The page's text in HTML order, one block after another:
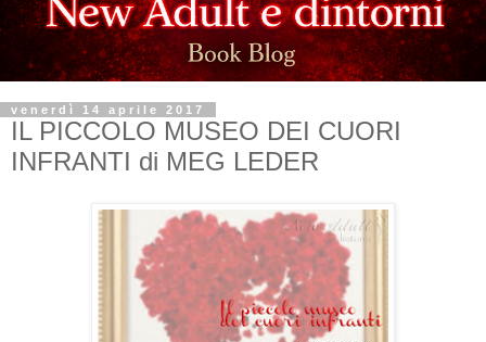
venerdì 14 aprile 2017
IL PICCOLO MUSEO DEI CUORI
INFRANTI di MEG LEDER